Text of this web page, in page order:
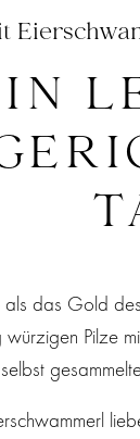
das Gold
Pilze